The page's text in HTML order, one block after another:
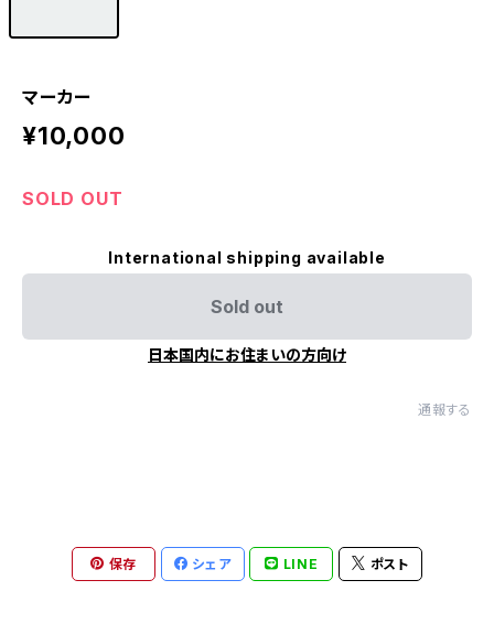
マーカー
¥10,000
SOLD OUT
International shipping available
Sold out
日本国内にお住まいの方向け
通報する
保存 シェア LINE ポスト